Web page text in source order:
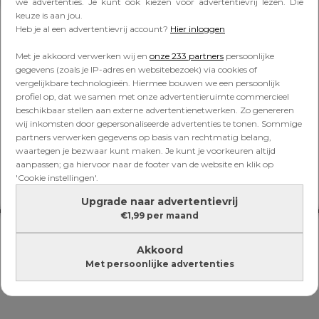
keuze is aan jou.
Heb je al een advertentievrij account? Hier inloggen
Met je akkoord verwerken wij en onze 233 partners persoonlijke
gegevens (zoals je IP-adres en websitebezoek) via cookies of
vergelijkbare technologieën. Hiermee bouwen we een persoonlijk
profiel op, dat we samen met onze advertentieruimte commercieel
beschikbaar stellen aan externe advertentienetwerken. Zo genereren
wij inkomsten door gepersonaliseerde advertenties te tonen. Sommige
partners verwerken gegevens op basis van rechtmatig belang,
waartegen je bezwaar kunt maken. Je kunt je voorkeuren altijd
aanpassen; ga hiervoor naar de footer van de website en klik op
'Cookie instellingen'.
Upgrade naar advertentievrij
€1,99 per maand
Akkoord
Met persoonlijke advertenties